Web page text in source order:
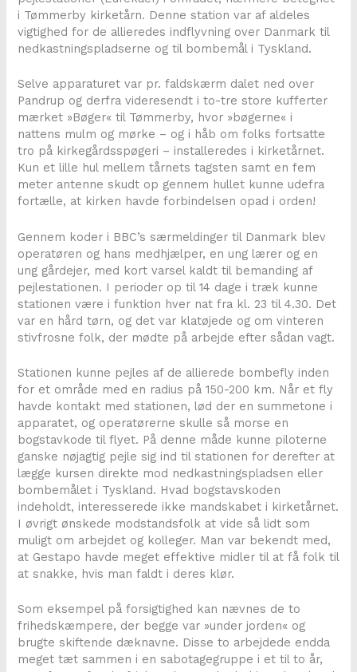
i Tømmerby kirketårn. Denne station var af aldeles
vigtighed for de allieredes indflyvning over Danmark til
nedkastningspladserne og til bombemål i Tyskland.
Selve apparaturet var pr. faldskærm dalet ned over
Pandrup og derfra videresendt i to-tre store kufferter
mærket »Bøger« til Tømmerby, hvor »bøgerne« i
nattens mulm og mørke – og i håb om folks fortsatte
tro på kirkegårdsspøgeri – installeredes i kirketårnet.
Kun et lille hul mellem tårnets tagsten samt en fem
meter antenne skudt op gennem hullet kunne udefra
fortælle, at kirken havde forbindelsen opad i orden!
Gennem koder i BBC’s særmeldinger til Danmark blev
operatøren og hans medhjælper, en ung lærer og en
ung gårdejer, med kort varsel kaldt til bemanding af
pejlestationen. I perioder op til 14 dage i træk kunne
stationen være i funktion hver nat fra kl. 23 til 4.30. Det
var en hård tørn, og det var klatøjede og om vinteren
stivfrosne folk, der mødte på arbejde efter sådan vagt.
Stationen kunne pejles af de allierede bombefly inden
for et område med en radius på 150-200 km. Når et fly
havde kontakt med stationen, lød der en summetone i
apparatet, og operatørerne skulle så morse en
bogstavkode til flyet. På denne måde kunne piloterne
ganske nøjagtig pejle sig ind til stationen for derefter at
lægge kursen direkte mod nedkastningspladsen eller
bombemålet i Tyskland. Hvad bogstavskoden
indeholdt, interesserede ikke mandskabet i kirketårnet.
I øvrigt ønskede modstandsfolk at vide så lidt som
muligt om arbejdet og kolleger. Man var bekendt med,
at Gestapo havde meget effektive midler til at få folk til
at snakke, hvis man faldt i deres klør.
Som eksempel på forsigtighed kan nævnes de to
frihedskæmpere, der begge var »under jorden« og
brugte skiftende dæknavne. Disse to arbejdede endda
meget tæt sammen i en sabotagegruppe i et til to år,